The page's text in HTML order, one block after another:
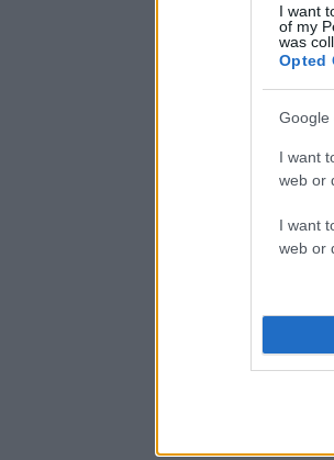
I want
of my
was
Opted
Google
I want
web or
I want
web or